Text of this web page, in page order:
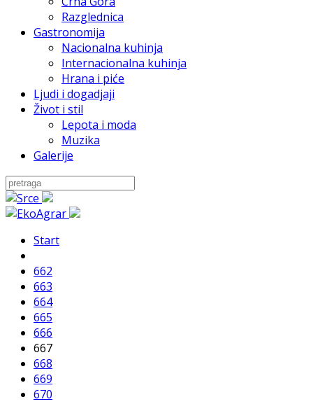
Razglednica
Gastronomija
Nacionalna kuhinja
Internacionalna kuhinja
Hrana i piće
Ljudi i dogadjaji
Život i stil
Lepota i moda
Muzika
Galerije
Start
662
663
664
665
666
667
668
669
670